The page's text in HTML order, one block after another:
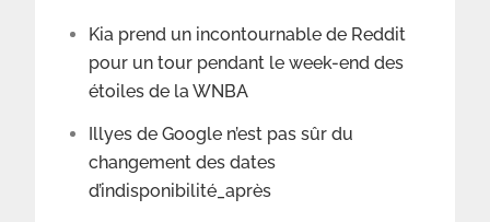
Kia prend un incontournable de Reddit
pour un tour pendant le week-end des
étoiles de la WNBA
Illyes de Google n’est pas sûr du
changement des dates
d’indisponibilité_après